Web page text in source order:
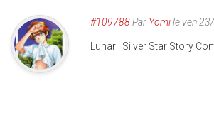
#109788Par Yomile ven
Lunar : Silver Star Story